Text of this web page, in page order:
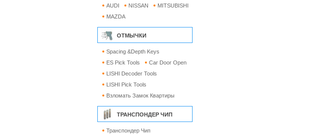
AUDI
NISSAN
MITSUBISHI
MAZDA
ОТМЫЧКИ
Spacing &Depth Keys
ES Pick Tools
Car Door Open
LISHI Decoder Tools
LISHI Pick Tools
Взломать Замок Квартиры
ТРАНСПОНДЕР ЧИП
Транспондер Чип